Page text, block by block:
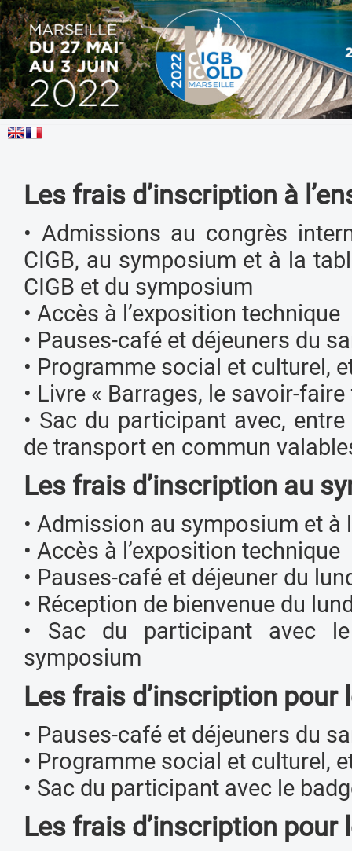
Les frais d’inscription à
• Admissions au congrès
CIGB, au symposium et à la
CIGB et du symposium
• Accès à l’exposition technique
• Pauses-café et déjeuners du
• Programme social et culturel,
• Livre « Barrages, le savoir-
• Sac du participant avec,
de transport en commun
Les frais d’inscription au
• Admission au symposium et à
• Accès à l’exposition technique
• Pauses-café et déjeuner du
• Réception de bienvenue du
• Sac du participant avec
symposium
Les frais d’inscription
• Pauses-café et déjeuners du
• Programme social et culturel,
• Sac du participant avec le
Les frais d’inscription